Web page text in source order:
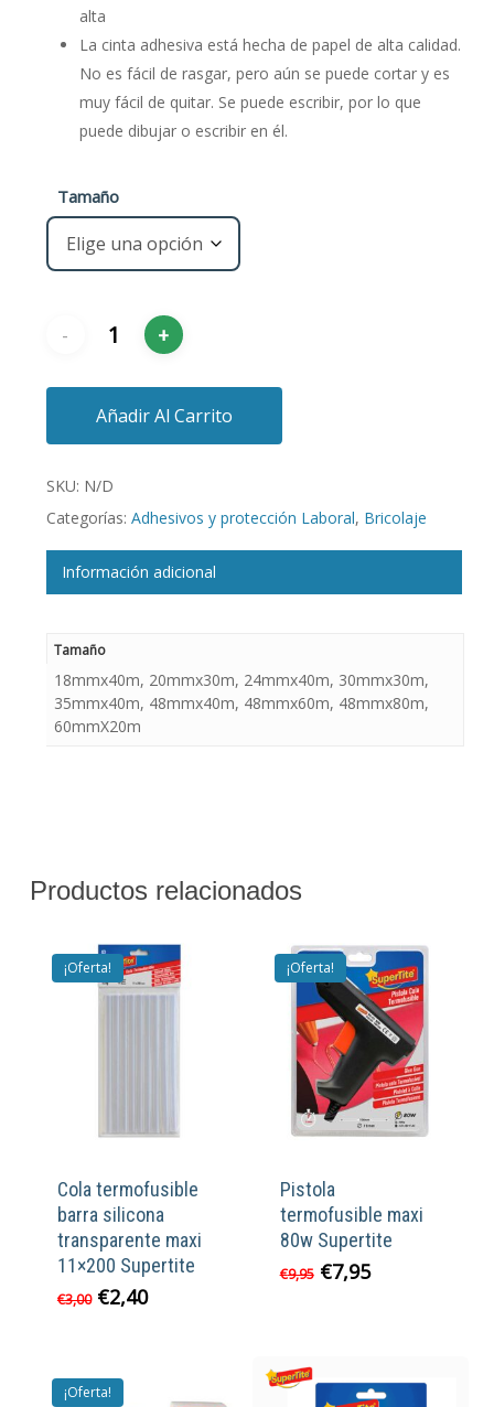
alta
La cinta adhesiva está hecha de papel de alta calidad.
No es fácil de rasgar, pero aún se puede cortar y es
muy fácil de quitar. Se puede escribir, por lo que
puede dibujar o escribir en él.
Tamaño
Añadir Al Carrito
SKU: N/D
Categorías: Adhesivos y protección Laboral, Bricolaje
Información adicional
Tamaño
18mmx40m, 20mmx30m, 24mmx40m, 30mmx30m,
35mmx40m, 48mmx40m, 48mmx60m, 48mmx80m,
60mmX20m
Productos relacionados
¡Oferta!
Cola termofusible
barra silicona
transparente maxi
11×200 Supertite
€3,00 El
€3,00.
€2,40El
¡Oferta!
Pistola
termofusible maxi
80w Supertite
€9,95 El
€7,95El
¡Oferta!